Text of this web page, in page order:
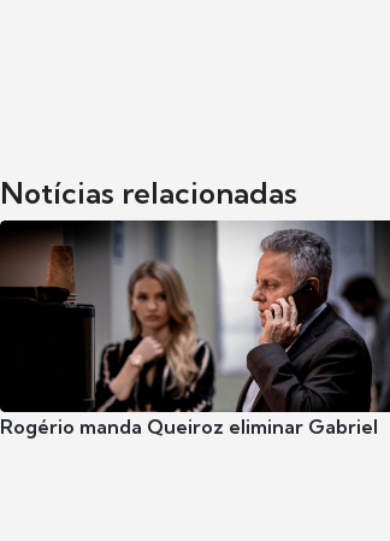
Notícias relacionadas
Rogério manda Queiroz eliminar Gabriel